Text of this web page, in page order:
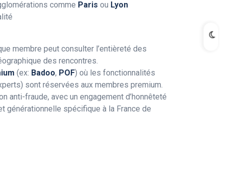
comme Paris ou Lyon
membre peut consulter l’entièreté des
des rencontres.
(ex: Badoo, POF) où les fonctionnalités
sont réservées aux membres premium.
anti-fraude, avec un engagement d’honnêteté
générationnelle spécifique à la France de